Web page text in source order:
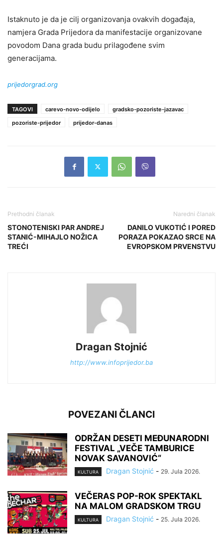
Istaknuto je da je cilj organizovanja ovakvih događaja,
namjera Grada Prijedora da manifestacije organizovane
povodom Dana grada budu prilagođene svim
generacijama.
prijedorgrad.org
TAGOVI carevo-novo-odijelo
gradsko-pozoriste-jazavac
pozoriste-prijedor
prijedor-danas
Prethodni članak
STONOTENISKI PAR ANDREJ
STANIĆ-MIHAJLO NOŽICA
TREĆI
Naredni članak
DANILO VUKOTIĆ I PORED
PORAZA POKAZAO SRCE NA
EVROPSKOM PRVENSTVU
Dragan Stojnić
http://www.infoprijedor.ba
POVEZANI ČLANCI
ODRŽAN DESETI MEĐUNARODNI
FESTIVAL „VEČE TAMBURICE
NOVAK SAVANOVIĆ“
KULTURA Dragan Stojnić - 29. Jula 2026.
VEČERAS POP-ROK SPEKTAKL
NA MALOM GRADSKOM TRGU
KULTURA Dragan Stojnić - 25. Jula 2026.